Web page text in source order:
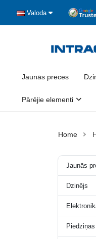
Valoda
Jaunās preces
Pārējie elementi
Jaunās
Dzinējs